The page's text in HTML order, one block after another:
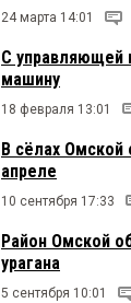
24 марта 14:01
С управляющей
машину
18 февраля 13:01
В сёлах
апреле
10 сентября 17:33
Район Омской
урагана
5 сентября 10:01